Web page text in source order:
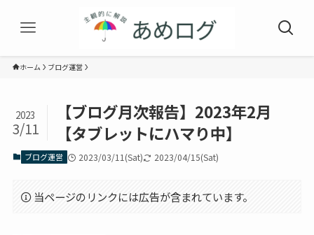
ホーム ブログ運営
【ブログ月次報告】2023年2月
【タブレットにハマり中】
2023
3/11
ブログ運営 2023/03/11(Sat) 2023/04/15(Sat)
当ページのリンクには広告が含まれています。